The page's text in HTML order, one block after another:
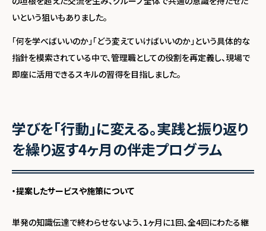
いという狙いもありました。
「何を学べばいいのか」「どう変えていけばいいのか」という具体的な
指針を模索されている中で、管理職としての役割を再定義し、現場で
即座に活用できるスキルの習得を目指しました。
学びを「行動」に変える。実践と振り返り
を繰り返す4ヶ月の伴走プログラム
・提案したサービスや施策について
単発の知識伝達で終わらせないよう、1ヶ月に1回、全4回にわたる継